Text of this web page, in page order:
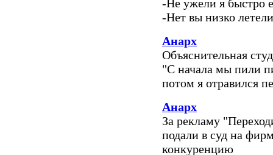
-Не ужели я быстро
-Нет вы низко
Анарх
Объяснительная
"С начала мы пили
потом я отравился
Анарх
За рекламу
подали в суд на
конкуренцию